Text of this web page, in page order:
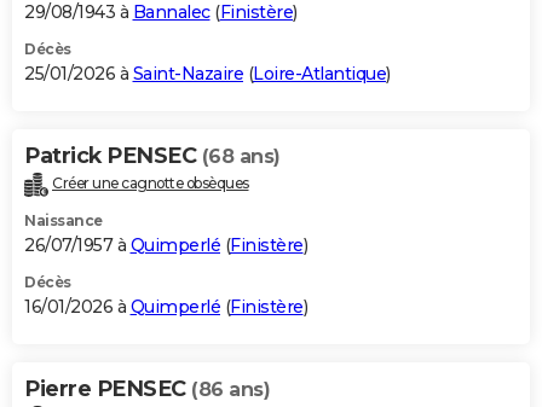
29/08/1943 à Bannalec(Finistère)
Décès
25/01/2026 à Saint-Nazaire (Loire-Atlantique)
Patrick PENSEC (68 ans)
Créer une cagnotte obsèques
Naissance
26/07/1957 à Quimperlé (Finistère)
Décès
16/01/2026 à Quimperlé (Finistère)
Pierre PENSEC (86 ans)